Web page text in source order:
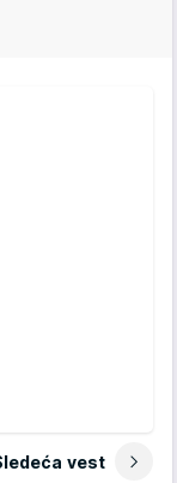
vest